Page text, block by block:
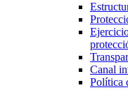
Canal
Política